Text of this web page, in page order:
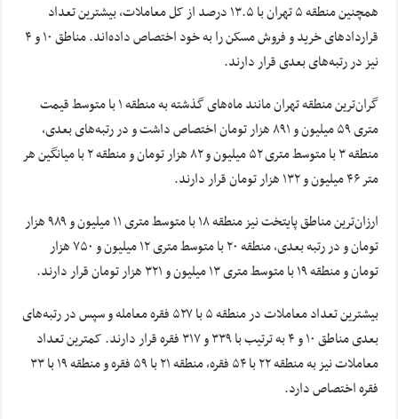
همچنین منطقه ۵ تهران با ۱۳.۵ درصد از کل معاملات، بیشترین تعداد
قراردادهای خرید و فروش مسکن را به خود اختصاص داده‌اند. مناطق ۱۰ و ۴
نیز در رتبه‌های بعدی قرار دارند.
گران‌ترین منطقه تهران مانند ماه‌های گذشته به منطقه ۱ با متوسط قیمت
متری ۵۹ میلیون و ۸۹۱ هزار تومان اختصاص داشت و در رتبه‌های بعدی،
منطقه ۳ با متوسط متری ۵۲ میلیون و ۸۲ هزار تومان و منطقه ۲ با میانگین هر
متر ۴۶ میلیون و ۱۳۲ هزار تومان قرار دارند.
ارزان‌ترین مناطق پایتخت نیز منطقه ۱۸ با متوسط متری ۱۱ میلیون و ۹۸۹ هزار
تومان و در رتبه بعدی، منطقه ۲۰ با متوسط متری ۱۲ میلیون و ۷۵۰ هزار
تومان و منطقه ۱۹ با متوسط متری ۱۳ میلیون و ۳۲۱ هزار تومان قرار دارند.
بیشترین تعداد معاملات در منطقه ۵ با ۵۲۷ فقره معامله و سپس در رتبه‌های
بعدی مناطق ۱۰ و ۴ به ترتیب با ۳۳۹ و ۳۱۷ فقره قرار دارند. کمترین تعداد
معاملات نیز به منطقه ۲۲ با ۵۴ فقره، منطقه ۲۱ با ۵۹ فقره و منطقه ۱۹ با ۳۳
فقره اختصاص دارد.